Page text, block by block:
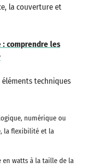
la couverture et
: comprendre les
éléments techniques
numérique ou
la flexibilité et la
en watts à la taille de la